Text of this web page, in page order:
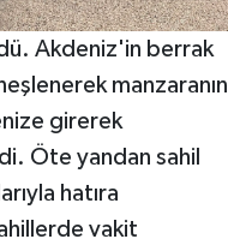
Akdeniz'in berrak
manzaranın
girerek
Öte yandan sahil
hatıra
vakit